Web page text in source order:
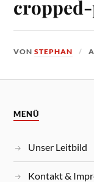
VONSTEPHAN
MENÜ
Unser Leitbild
Kontakt &